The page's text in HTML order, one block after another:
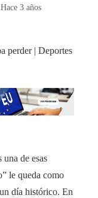
Hace 3 años
de esas
le queda como
día histórico. En